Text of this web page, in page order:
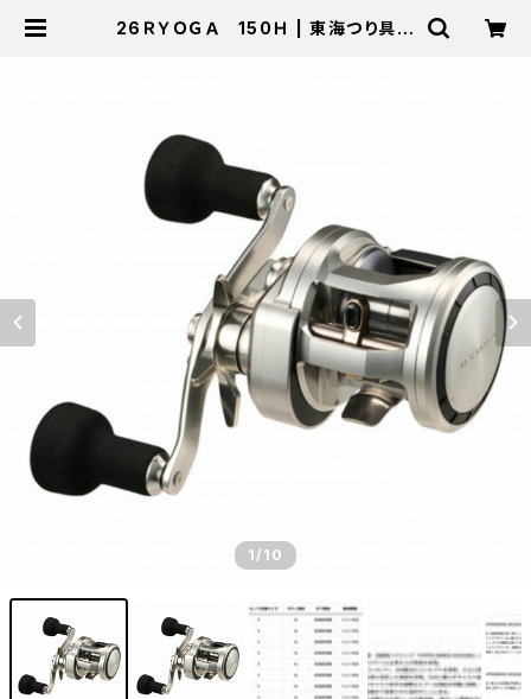
26ＲＹＯＧＡ 150Ｈ | 東海つり具
1/10